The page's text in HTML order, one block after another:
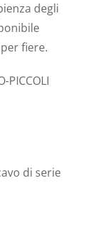
degli
fiere.
PICCOLI
di serie